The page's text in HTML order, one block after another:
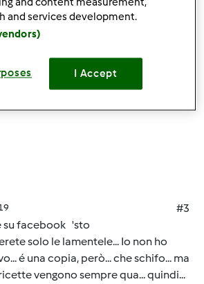
registratiper poter commentare
#3
su facebook 'sto
solo le lamentele... Io non ho
é una copia, però... che schifo... ma
vengono sempre qua... quindi...
and services development.
I Accept